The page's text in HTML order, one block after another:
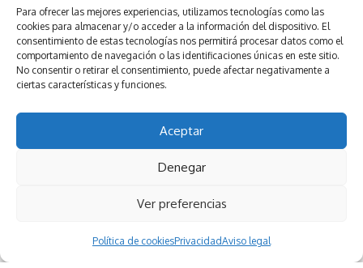
Para ofrecer las mejores experiencias, utilizamos tecnologías como las
cookies para almacenar y/o acceder a la información del dispositivo. El
consentimiento de estas tecnologías nos permitirá procesar datos como el
comportamiento de navegación o las identificaciones únicas en este sitio.
No consentir o retirar el consentimiento, puede afectar negativamente a
ciertas características y funciones.
Aceptar
Denegar
Ver preferencias
Política de cookiesPrivacidadAviso legal